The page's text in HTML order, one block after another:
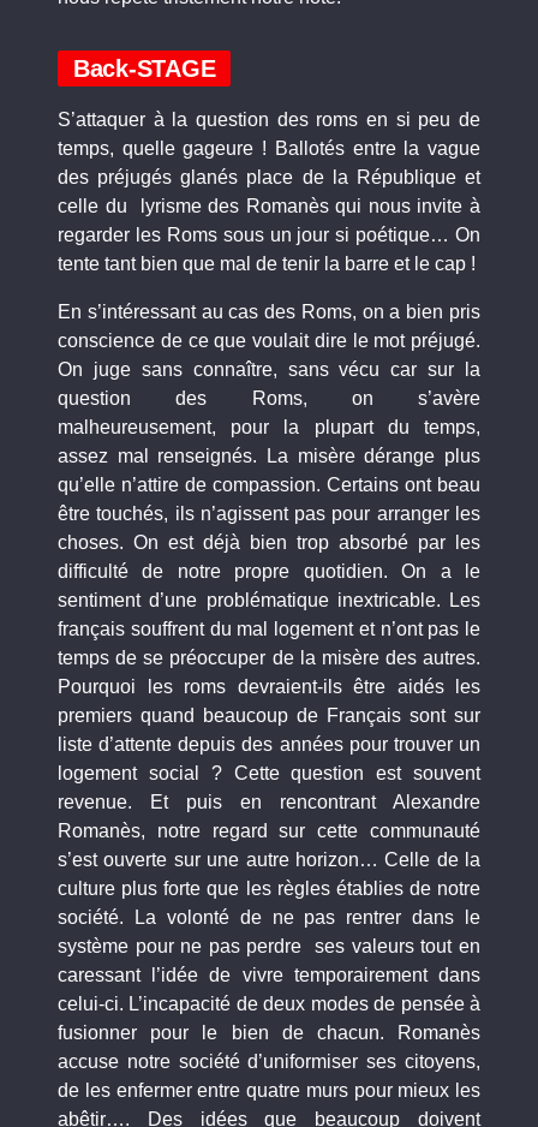
Back-STAGE
S’attaquer à la question des roms en si peu de
temps, quelle gageure ! Ballotés entre la vague
des préjugés glanés place de la République et
celle du lyrisme des Romanès qui nous invite à
regarder les Roms sous un jour si poétique… On
tente tant bien que mal de tenir la barre et le cap !
En s’intéressant au cas des Roms, on a bien pris
conscience de ce que voulait dire le mot préjugé.
On juge sans connaître, sans vécu car sur la
question des Roms, on s’avère
malheureusement, pour la plupart du temps,
assez mal renseignés. La misère dérange plus
qu’elle n’attire de compassion. Certains ont beau
être touchés, ils n’agissent pas pour arranger les
choses. On est déjà bien trop absorbé par les
difficulté de notre propre quotidien. On a le
sentiment d’une problématique inextricable. Les
français souffrent du mal logement et n’ont pas le
temps de se préoccuper de la misère des autres.
Pourquoi les roms devraient-ils être aidés les
premiers quand beaucoup de Français sont sur
liste d’attente depuis des années pour trouver un
logement social ? Cette question est souvent
revenue. Et puis en rencontrant Alexandre
Romanès, notre regard sur cette communauté
s’est ouverte sur une autre horizon… Celle de la
culture plus forte que les règles établies de notre
société. La volonté de ne pas rentrer dans le
système pour ne pas perdre ses valeurs tout en
caressant l’idée de vivre temporairement dans
celui-ci. L’incapacité de deux modes de pensée à
fusionner pour le bien de chacun. Romanès
accuse notre société d’uniformiser ses citoyens,
de les enfermer entre quatre murs pour mieux les
abêtir…. Des idées que beaucoup doivent